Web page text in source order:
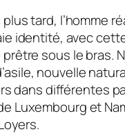
tard, l’homme
identité, avec
sous le bras.
nouvelle
dans différentes
Luxembourg et